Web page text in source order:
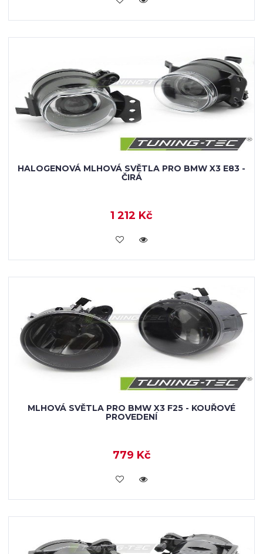
HALOGENOVÁ MLHOVÁ SVĚTLA PRO BMW X3 E83 -
ČIRÁ
1 212 Kč
KOUPIT
MLHOVÁ SVĚTLA PRO BMW X3 F25 - KOUŘOVÉ
PROVEDENÍ
779 Kč
KOUPIT